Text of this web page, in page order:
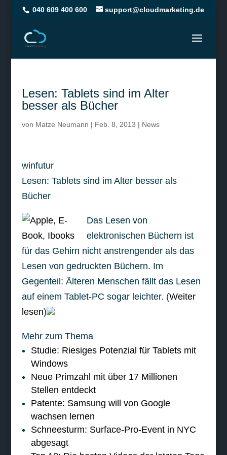
040 609 400 600 support@cloudmarketing.de
Lesen: Tablets sind im Alter
besser als Bücher
von Matze Neumann | Feb. 8, 2013 | News
winfutur
Lesen: Tablets sind im Alter besser als
Bücher
Das Lesen von
elektronischen Büchern ist
für das Gehirn nicht anstrengender als das
Lesen von gedruckten Büchern. Im
Gegenteil: Älteren Menschen fällt das Lesen
auf einem Tablet-PC sogar leichter. (Weiter
lesen)
Mehr zum Thema
Studie: Riesiges Potenzial für Tablets mit
Windows
Neue Primzahl mit über 17 Millionen
Stellen entdeckt
Patente: Samsung will von Google
wachsen lernen
Schneesturm: Surface-Pro-Event in NYC
abgesagt